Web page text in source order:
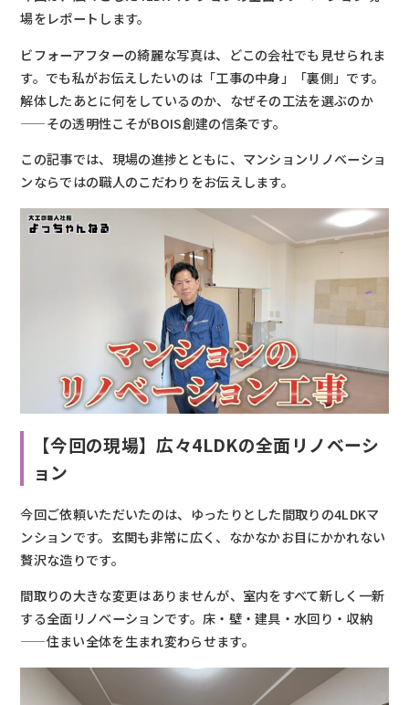
場をレポートします。
ビフォーアフターの綺麗な写真は、どこの会社でも見せられま
す。でも私がお伝えしたいのは「工事の中身」「裏側」です。
解体したあとに何をしているのか、なぜその工法を選ぶのか
——その透明性こそがBOIS創建の信条です。
この記事では、現場の進捗とともに、マンションリノベーショ
ンならではの職人のこだわりをお伝えします。
【今回の現場】広々4LDKの全面リノベーシ
ョン
今回ご依頼いただいたのは、ゆったりとした間取りの4LDKマ
ンションです。玄関も非常に広く、なかなかお目にかかれない
贅沢な造りです。
間取りの大きな変更はありませんが、室内をすべて新しく一新
する全面リノベーションです。床・壁・建具・水回り・収納
——住まい全体を生まれ変わらせます。